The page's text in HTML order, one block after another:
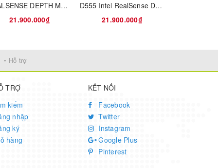
REALSENSE DEPTH MODULE D450
21.900.000₫
D555 Intel RealSense Depth Camera
21.900.000₫
• Hỗ trợ
TRỢ
kiếm
nhập
ký
hàng
KẾT NỐI
Facebook
Twitter
Instagram
Google Plus
Pinterest